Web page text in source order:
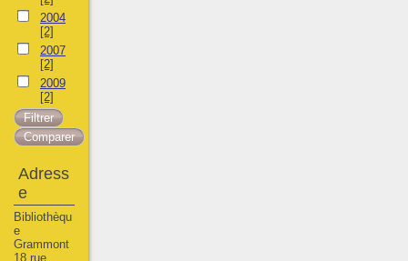
2004
[2]
2007
[2]
2009
[2]
Adress
e
Bibliothèqu
e
Grammont
18 rue